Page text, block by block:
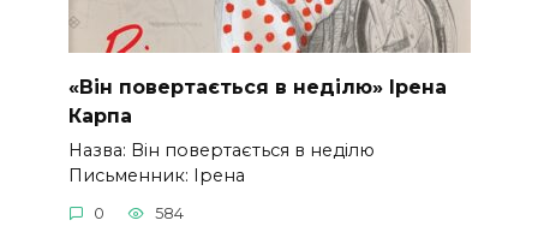
«Він повертається в неділю» Ірена
Карпа
Назва: Він повертається в неділю
Письменник: Ірена
0 584